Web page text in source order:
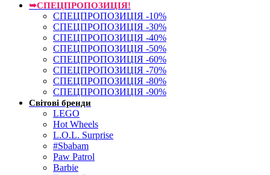
➥СПЕЦПРОПОЗИЦІЯ!
СПЕЦПРОПОЗИЦІЯ -10%
СПЕЦПРОПОЗИЦІЯ -30%
СПЕЦПРОПОЗИЦІЯ -40%
СПЕЦПРОПОЗИЦІЯ -50%
СПЕЦПРОПОЗИЦІЯ -60%
СПЕЦПРОПОЗИЦІЯ -70%
СПЕЦПРОПОЗИЦІЯ -80%
СПЕЦПРОПОЗИЦІЯ -90%
Світові бренди
LEGO
Hot Wheels
L.O.L. Surprise
#Sbabam
Paw Patrol
Barbie